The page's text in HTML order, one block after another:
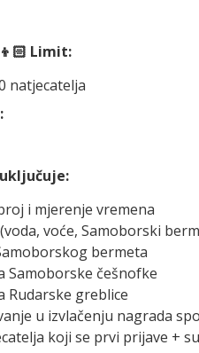
Limit:
natjecatelja
i mjerenje vremena
voće, Samoborski
bermeta
Samoborske češnofke
Rudarske greblice
u izvlačenju nagrada
koji se prvi prijave +